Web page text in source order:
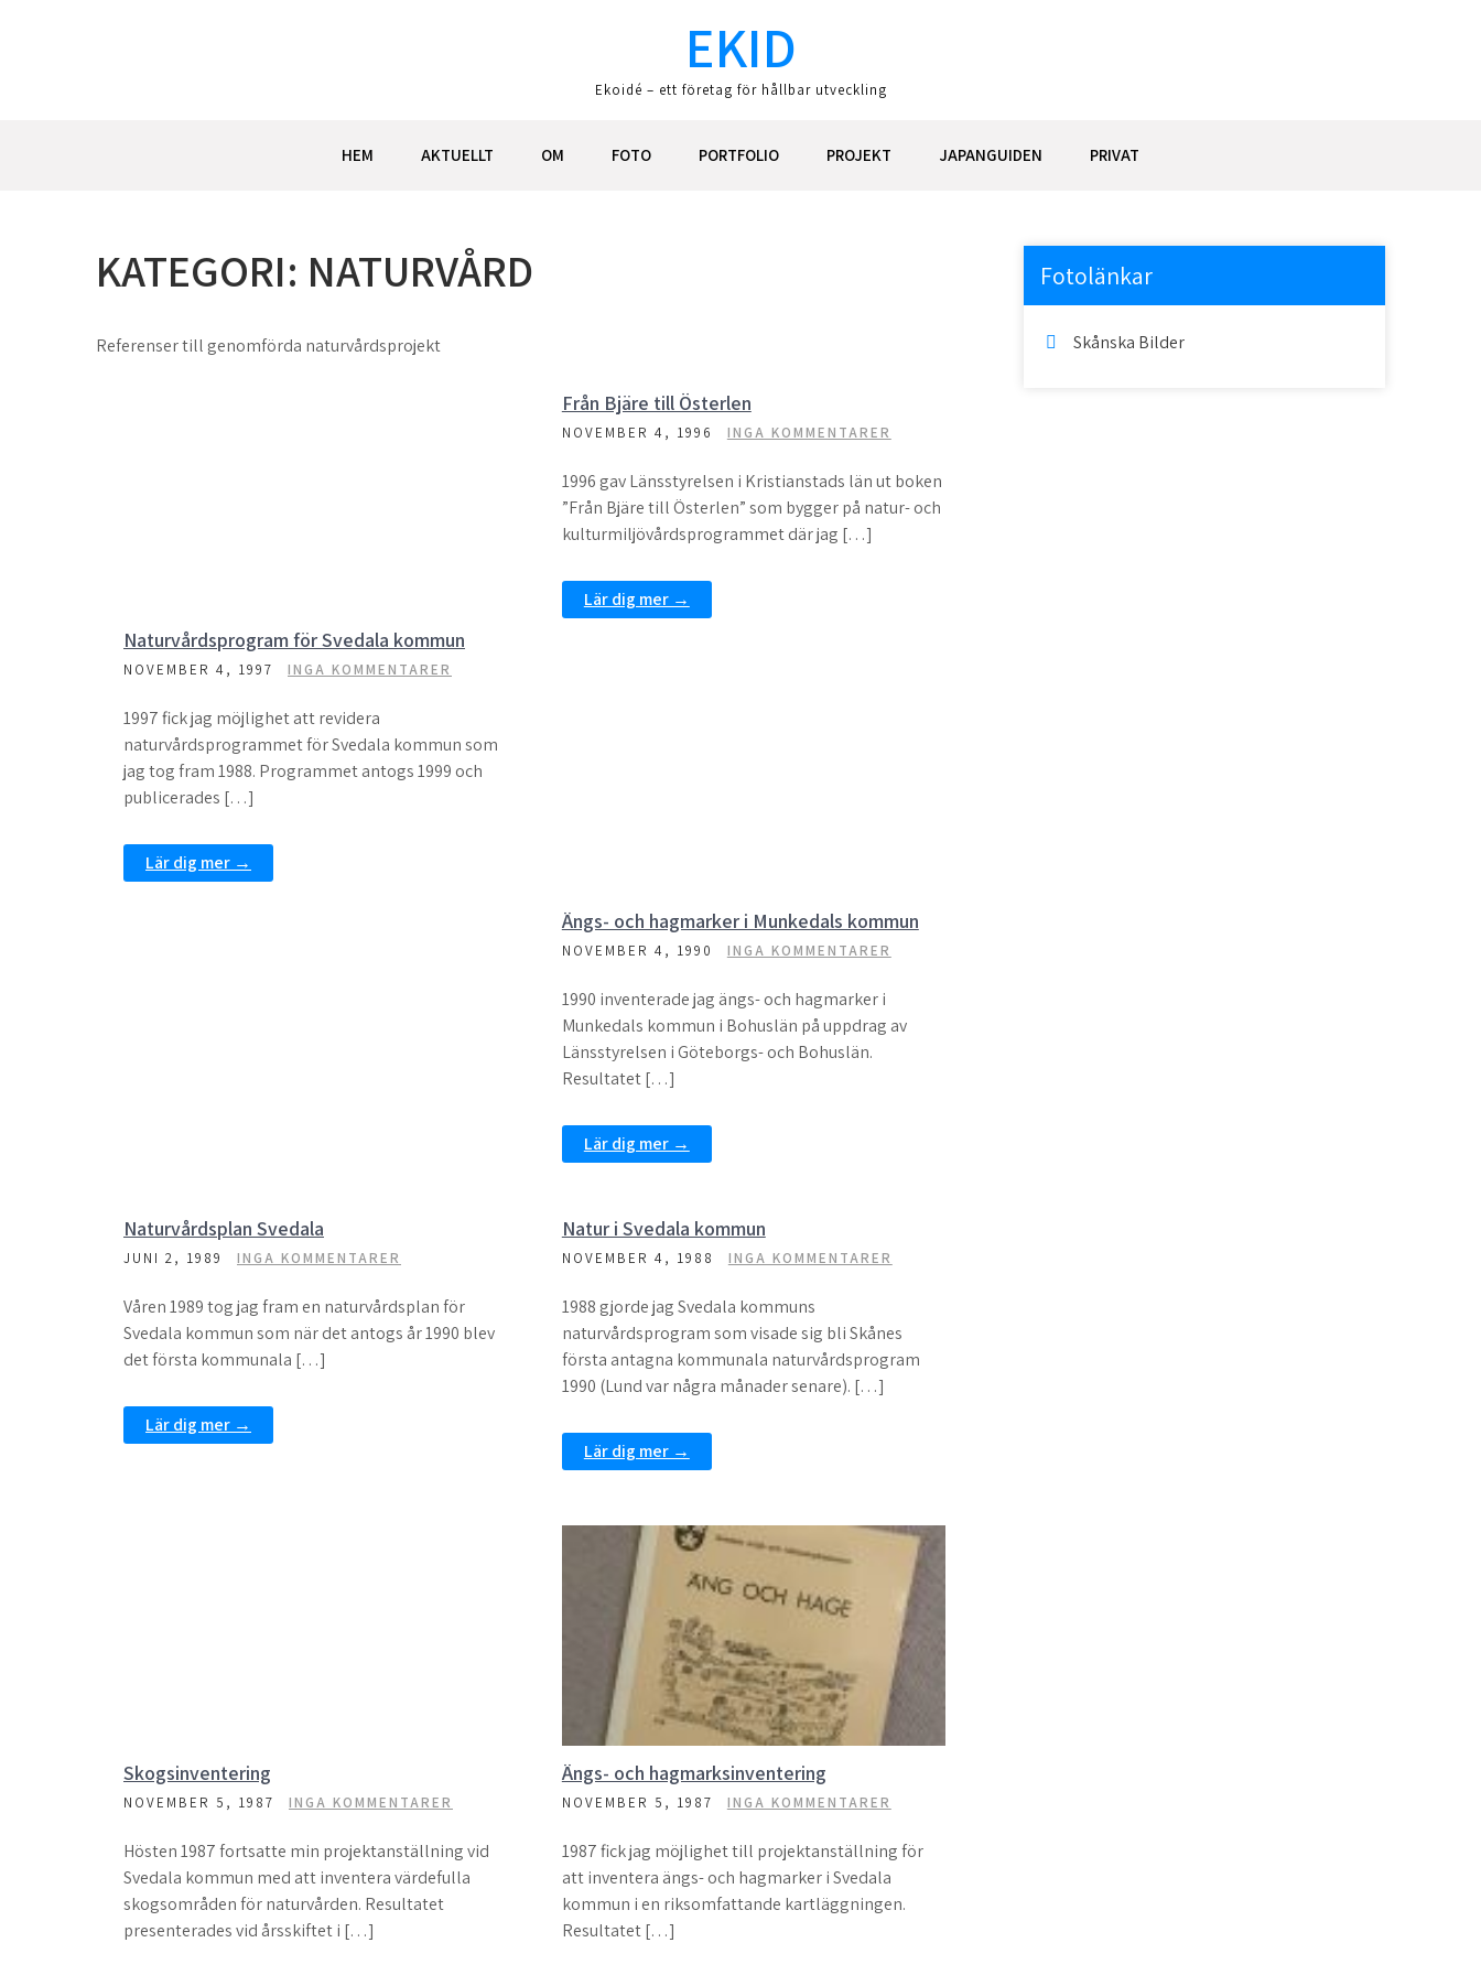
EKID
Ekoidé – ett företag för hållbar utveckling
HEM AKTUELLT OM FOTO PORTFOLIO PROJEKT JAPANGUIDEN PRIVAT
KATEGORI: NATURVÅRD
Referenser till genomförda naturvårdsprojekt
Naturvårdsprogram för Svedala kommun
NOVEMBER 4, 1997 INGA KOMMENTARER
1997 fick jag möjlighet att revidera
naturvårdsprogrammet för Svedala kommun som
jag tog fram 1988. Programmet antogs 1999 och
publicerades […]
Lär dig mer →
Från Bjäre till Österlen
NOVEMBER 4, 1996 INGA KOMMENTARER
1996 gav Länsstyrelsen i Kristianstads län ut boken
”Från Bjäre till Österlen” som bygger på natur- och
kulturmiljövårdsprogrammet där jag […]
Lär dig mer →
Ängs- och hagmarker i Munkedals kommun
NOVEMBER 4, 1990 INGA KOMMENTARER
1990 inventerade jag ängs- och hagmarker i
Munkedals kommun i Bohuslän på uppdrag av
Länsstyrelsen i Göteborgs- och Bohuslän.
Resultatet […]
Lär dig mer →
Naturvårdsplan Svedala
JUNI 2, 1989 INGA KOMMENTARER
Våren 1989 tog jag fram en naturvårdsplan för
Svedala kommun som när det antogs år 1990 blev
det första kommunala […]
Lär dig mer →
Natur i Svedala kommun
NOVEMBER 4, 1988 INGA KOMMENTARER
1988 gjorde jag Svedala kommuns
naturvårdsprogram som visade sig bli Skånes
första antagna kommunala naturvårdsprogram
1990 (Lund var några månader senare). […]
Lär dig mer →
Skogsinventering
NOVEMBER 5, 1987 INGA KOMMENTARER
Hösten 1987 fortsatte min projektanställning vid
Svedala kommun med att inventera värdefulla
skogsområden för naturvården. Resultatet
presenterades vid årsskiftet i […]
Ängs- och hagmarksinventering
NOVEMBER 5, 1987 INGA KOMMENTARER
1987 fick jag möjlighet till projektanställning för
att inventera ängs- och hagmarker i Svedala
kommun i en riksomfattande kartläggningen.
Resultatet […]
Fotolänkar
Skånska Bilder